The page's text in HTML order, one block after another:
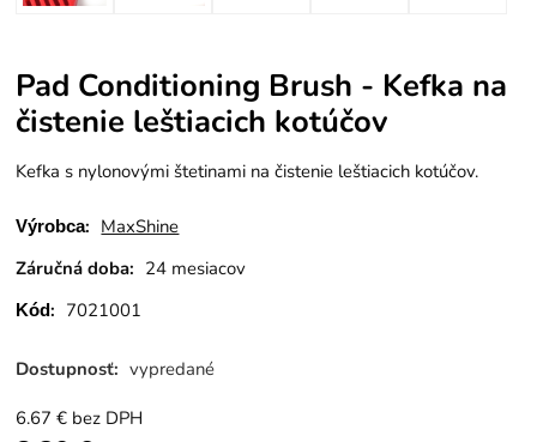
Pad Conditioning Brush - Kefka na
čistenie leštiacich kotúčov
Kefka s nylonovými štetinami na čistenie leštiacich kotúčov.
Výrobca: MaxShine
Záručná doba: 24 mesiacov
Kód: 7021001
Dostupnosť: vypredané
6.67 € bez DPH